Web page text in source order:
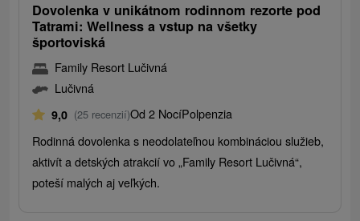
Dovolenka v unikátnom rodinnom rezorte pod
Tatrami: Wellness a vstup na všetky
športoviská
Family Resort Lučivná
Lučivná
9,0 (25 recenzií)Od 2 NocíPolpenzia
Rodinná dovolenka s neodolateľnou kombináciou služieb,
aktivít a detských atrakcií vo „Family Resort Lučivná“,
poteší malých aj veľkých.